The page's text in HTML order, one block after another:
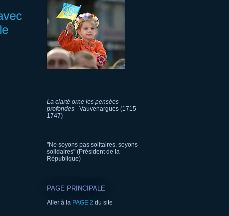
La clarté orne les pensées
profondes - Vauvenargues (1715-
1747)
"Ne soyons pas solitaires, soyons
solidaires" (Président de la
République)
PAGE PRINCIPALE
Aller à la PAGE 2 du site